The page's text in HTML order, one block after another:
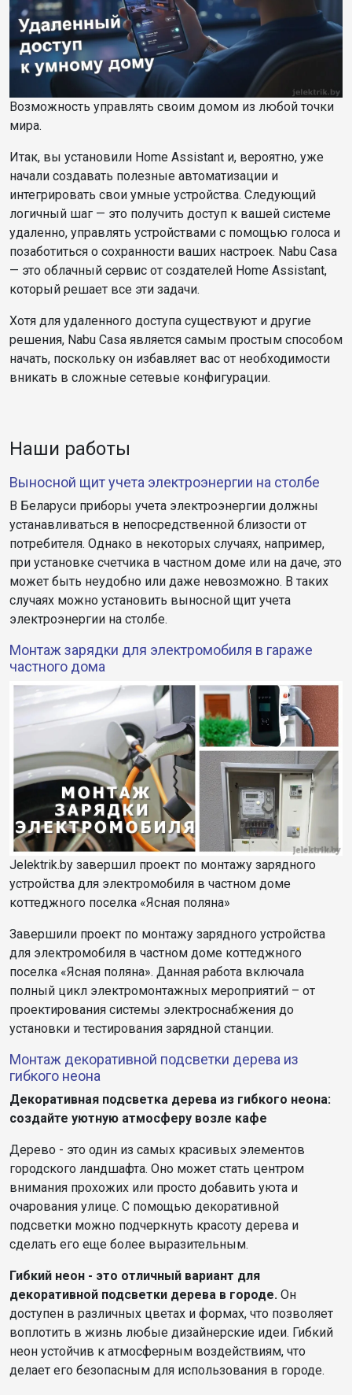
Возможность управлять своим домом из любой точки
мира.
Итак, вы установили Home Assistant и, вероятно, уже
начали создавать полезные автоматизации и
интегрировать свои умные устройства. Следующий
логичный шаг — это получить доступ к вашей системе
удаленно, управлять устройствами с помощью голоса и
позаботиться о сохранности ваших настроек. Nabu Casa
— это облачный сервис от создателей Home Assistant,
который решает все эти задачи.
Хотя для удаленного доступа существуют и другие
решения, Nabu Casa является самым простым способом
начать, поскольку он избавляет вас от необходимости
вникать в сложные сетевые конфигурации.
Наши работы
Выносной щит учета электроэнергии на столбе
В Беларуси приборы учета электроэнергии должны
устанавливаться в непосредственной близости от
потребителя. Однако в некоторых случаях, например,
при установке счетчика в частном доме или на даче, это
может быть неудобно или даже невозможно. В таких
случаях можно установить выносной щит учета
электроэнергии на столбе.
Монтаж зарядки для электромобиля в гараже
частного дома
Jelektrik.by завершил проект по монтажу зарядного
устройства для электромобиля в частном доме
коттеджного поселка «Ясная поляна»
Завершили проект по монтажу зарядного устройства
для электромобиля в частном доме коттеджного
поселка «Ясная поляна». Данная работа включала
полный цикл электромонтажных мероприятий – от
проектирования системы электроснабжения до
установки и тестирования зарядной станции.
Монтаж декоративной подсветки дерева из
гибкого неона
Декоративная подсветка дерева из гибкого неона:
создайте уютную атмосферу возле кафе
Дерево - это один из самых красивых элементов
городского ландшафта. Оно может стать центром
внимания прохожих или просто добавить уюта и
очарования улице. С помощью декоративной
подсветки можно подчеркнуть красоту дерева и
сделать его еще более выразительным.
Гибкий неон - это отличный вариант для
декоративной подсветки дерева в городе. Он
доступен в различных цветах и формах, что позволяет
воплотить в жизнь любые дизайнерские идеи. Гибкий
неон устойчив к атмосферным воздействиям, что
делает его безопасным для использования в городе.